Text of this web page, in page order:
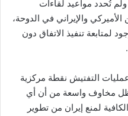
تُحدد مواعيد لقاءات
والإيراني في الدوحة،
لمتابعة تنفيذ الاتفاق دون
عمليات التفتيش نقطة مركزية
مخاوف واسعة من أن أي
لمنع إيران من تطوير